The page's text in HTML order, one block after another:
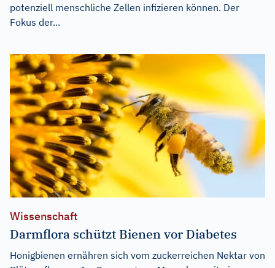
potenziell menschliche Zellen infizieren können. Der
Fokus der...
Wissenschaft
Darmflora schützt Bienen vor Diabetes
Honigbienen ernähren sich vom zuckerreichen Nektar von